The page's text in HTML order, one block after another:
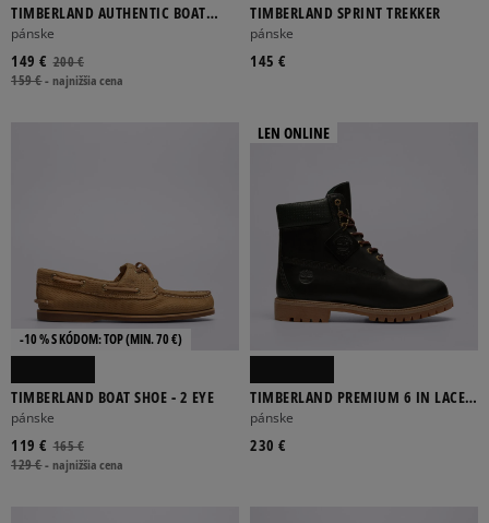
TIMBERLAND AUTHENTIC BOAT
SHOE
pánske
200 €
149 €
159 €-najnižšia cena
TIMBERLAND SPRINT TREKKER
pánske
145 €
-10 % S KÓDOM: TOP (MIN. 70 €)
TIMBERLAND BOAT SHOE - 2 EYE
pánske
165 €
119 €
129 €-najnižšia cena
LEN ONLINE
TIMBERLAND PREMIUM 6 IN LACE
WP BOOT
pánske
230 €